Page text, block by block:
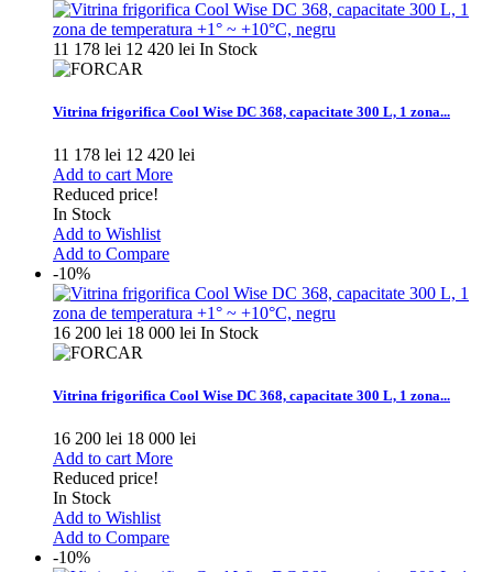
11 178 lei 12 420 lei In Stock
Vitrina frigorifica Cool Wise DC 368, capacitate 300 L, 1 zona...
11 178 lei 12 420 lei
Add to cart More
Reduced price!
In Stock
Add to Wishlist
Add to Compare
-10%
16 200 lei 18 000 lei In Stock
Vitrina frigorifica Cool Wise DC 368, capacitate 300 L, 1 zona...
16 200 lei 18 000 lei
Add to cart More
Reduced price!
In Stock
Add to Wishlist
Add to Compare
-10%